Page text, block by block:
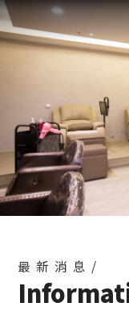
最新消息/